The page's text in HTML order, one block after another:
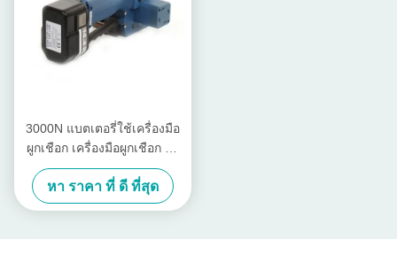
3000N แบตเตอรี่ใช้เครื่องมือ
ผูกเชือก เครื่องมือผูกเชือก Pp
สามารถชาร์จใหม่ได้ PET
Band 13mm - 19mm
หา ราคา ที่ ดี ที่สุด